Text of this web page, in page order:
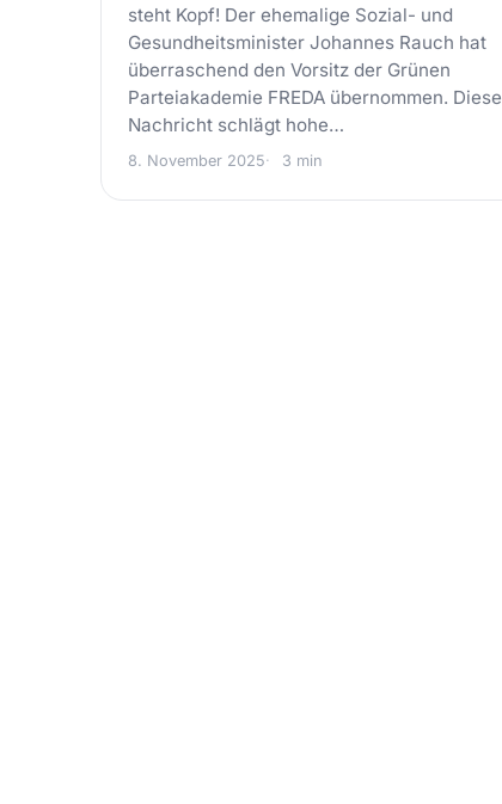
steht Kopf! Der ehemalige Sozial- und
Gesundheitsminister Johannes Rauch hat
überraschend den Vorsitz der Grünen
Parteiakademie FREDA übernommen. Diese
Nachricht schlägt hohe…
8. November 2025 3 min